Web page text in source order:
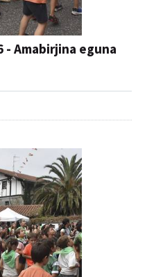
- Amabirjina eguna